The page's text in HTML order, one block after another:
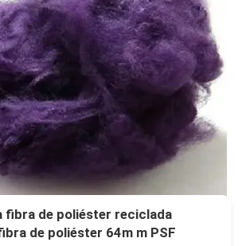
fibra de poliéster reciclada
de poliéster 64m m PSF